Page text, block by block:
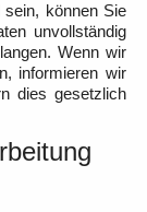
sein, können Sie
unvollständig
Wenn wir
informieren wir
dies gesetzlich